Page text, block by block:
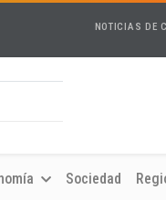
NOTICIAS DE
Sociedad